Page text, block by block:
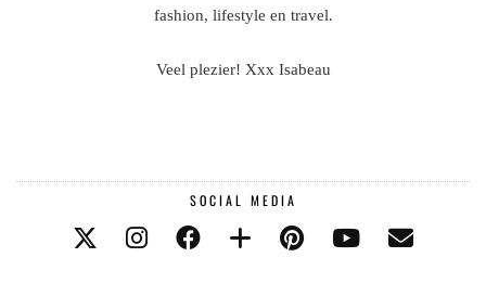
fashion, lifestyle en travel.
Veel plezier! Xxx Isabeau
SOCIAL MEDIA